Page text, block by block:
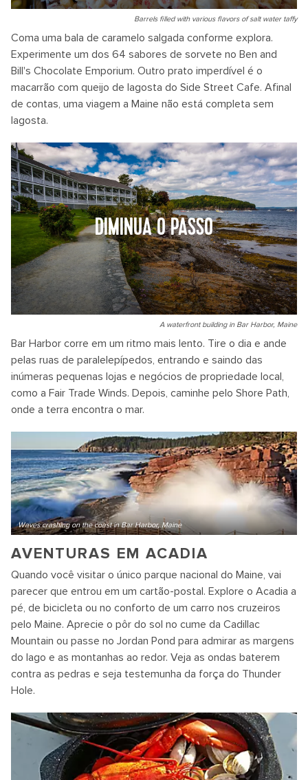
Barrels filled with various flavors of salt water taffy
Coma uma bala de caramelo salgada conforme explora.
Experimente um dos 64 sabores de sorvete no Ben and
Bill's Chocolate Emporium. Outro prato imperdível é o
macarrão com queijo de lagosta do Side Street Cafe. Afinal
de contas, uma viagem a Maine não está completa sem
lagosta.
DIMINUA O PASSO
A waterfront building in Bar Harbor, Maine
Bar Harbor corre em um ritmo mais lento. Tire o dia e ande
pelas ruas de paralelepípedos, entrando e saindo das
inúmeras pequenas lojas e negócios de propriedade local,
como a Fair Trade Winds. Depois, caminhe pelo Shore Path,
onde a terra encontra o mar.
Waves crashing on the coast in Bar Harbor, Maine
AVENTURAS EM ACADIA
Quando você visitar o único parque nacional do Maine, vai
parecer que entrou em um cartão-postal. Explore o Acadia a
pé, de bicicleta ou no conforto de um carro nos cruzeiros
pelo Maine. Aprecie o pôr do sol no cume da Cadillac
Mountain ou passe no Jordan Pond para admirar as margens
do lago e as montanhas ao redor. Veja as ondas baterem
contra as pedras e seja testemunha da força do Thunder
Hole.